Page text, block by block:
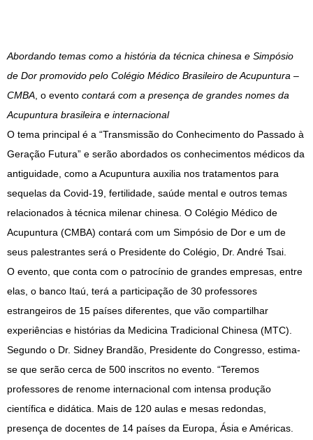
Abordando temas como a história da técnica chinesa e Simpósio
de Dor promovido pelo Colégio Médico Brasileiro de Acupuntura –
CMBA, o evento contará com a presença de grandes nomes da
Acupuntura brasileira e internacional
O tema principal é a “Transmissão do Conhecimento do Passado à
Geração Futura” e serão abordados os conhecimentos médicos da
antiguidade, como a Acupuntura auxilia nos tratamentos para
sequelas da Covid-19, fertilidade, saúde mental e outros temas
relacionados à técnica milenar chinesa. O Colégio Médico de
Acupuntura (CMBA) contará com um Simpósio de Dor e um de
seus palestrantes será o Presidente do Colégio, Dr. André Tsai.
O evento, que conta com o patrocínio de grandes empresas, entre
elas, o banco Itaú, terá a participação de 30 professores
estrangeiros de 15 países diferentes, que vão compartilhar
experiências e histórias da Medicina Tradicional Chinesa (MTC).
Segundo o Dr. Sidney Brandão, Presidente do Congresso, estima-
se que serão cerca de 500 inscritos no evento. “Teremos
professores de renome internacional com intensa produção
científica e didática. Mais de 120 aulas e mesas redondas,
presença de docentes de 14 países da Europa, Ásia e Américas.